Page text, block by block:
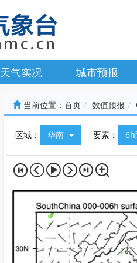
天气实况 城市预报
当前位置： 首页 数值预报
区域： 华南 要素： 6h